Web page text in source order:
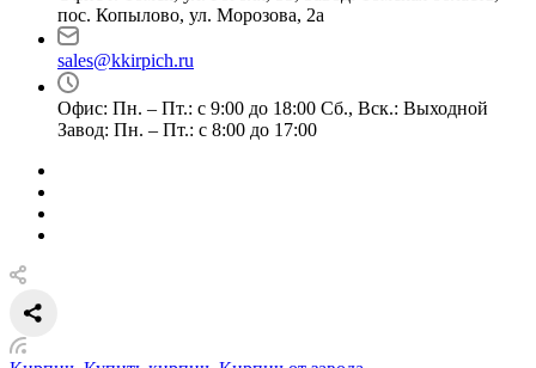
пос. Копылово, ул. Морозова, 2а
sales@kkirpich.ru
Офис: Пн. – Пт.: с 9:00 до 18:00 Сб., Вск.: Выходной
Завод: Пн. – Пт.: с 8:00 до 17:00